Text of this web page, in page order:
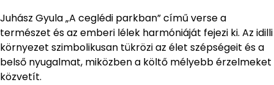
Juhász Gyula „A ceglédi parkban” című verse a
természet és az emberi lélek harmóniáját fejezi ki. Az idilli
környezet szimbolikusan tükrözi az élet szépségeit és a
belső nyugalmat, miközben a költő mélyebb érzelmeket
közvetít.